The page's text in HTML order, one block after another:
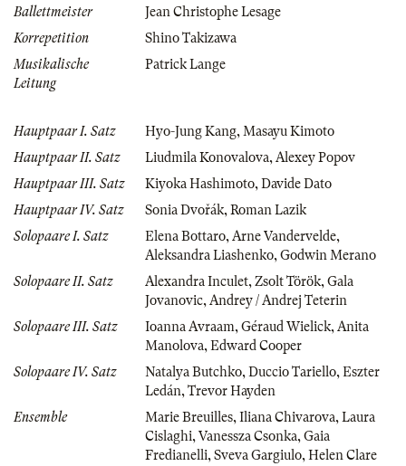
Ballettmeister
Jean Christophe Lesage
Korrepetition
Shino Takizawa
Musikalische
Leitung
Patrick Lange
Hauptpaar I. Satz Hyo-Jung Kang, Masayu Kimoto
Hauptpaar II. Satz
Liudmila Konovalova, Alexey Popov
Hauptpaar III. Satz
Kiyoka Hashimoto, Davide Dato
Hauptpaar IV. Satz
Sonia Dvořák, Roman Lazik
Solopaare I. Satz
Elena Bottaro, Arne Vandervelde,
Aleksandra Liashenko, Godwin Merano
Solopaare II. Satz
Alexandra Inculet, Zsolt Török, Gala
Jovanovic, Andrey / Andrej Teterin
Solopaare III. Satz
Ioanna Avraam, Géraud Wielick, Anita
Manolova, Edward Cooper
Solopaare IV. Satz
Natalya Butchko, Duccio Tariello, Eszter
Ledán, Trevor Hayden
Ensemble
Marie Breuilles, Iliana Chivarova, Laura
Cislaghi, Vanessza Csonka, Gaia
Fredianelli, Sveva Gargiulo, Helen Clare